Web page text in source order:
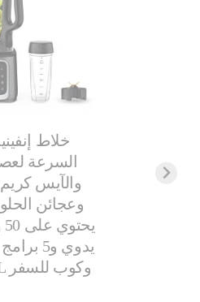
خلاط
السرعة
والآيس كريم
وعجائن
يدوي و5